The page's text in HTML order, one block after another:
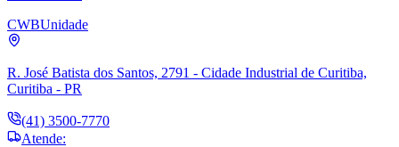
CWBUnidade
R. José Batista dos Santos, 2791 - Cidade Industrial de Curitiba,
Curitiba - PR
(41) 3500-7770
Atende: